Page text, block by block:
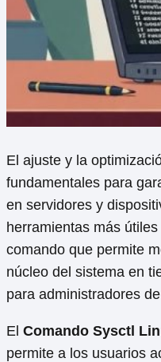
El ajuste y la
fundamentales para
en servidores y
herramientas más
comando que permite
núcleo del sistema en
para administradores
El Comando Sysctl
permite a los usuarios